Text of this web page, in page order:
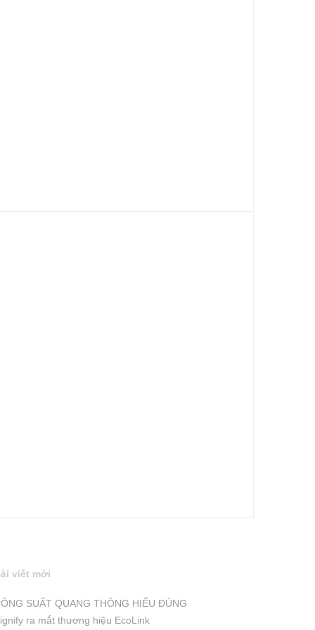
viết mới
SUẤT QUANG THÔNG HIỂU ĐÚNG
ra mắt thương hiệu EcoLink